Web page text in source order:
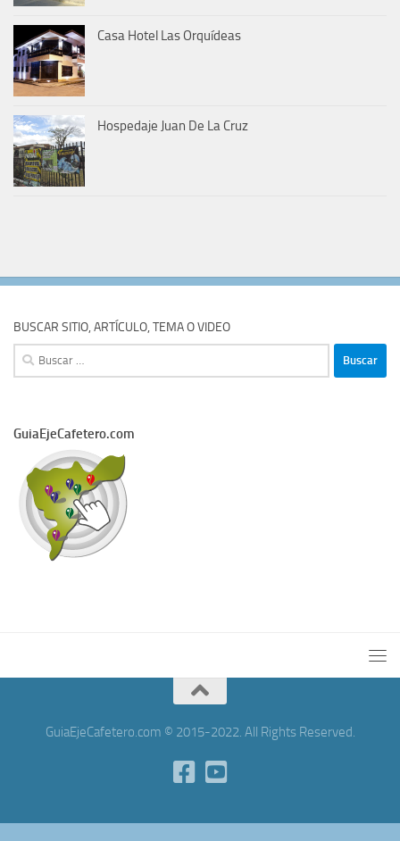
Casa Hotel Las Orquídeas
Hospedaje Juan De La Cruz
BUSCAR SITIO, ARTÍCULO, TEMA O VIDEO
Buscar:
GuiaEjeCafetero.com
GuiaEjeCafetero.com © 2015-2022. All Rights Reserved.